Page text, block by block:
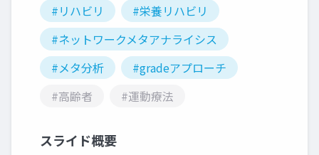
#リハビリ
#栄養リハビリ
#ネットワークメタアナライシス
#メタ分析
#gradeアプローチ
#高齢者
#運動療法
スライド概要